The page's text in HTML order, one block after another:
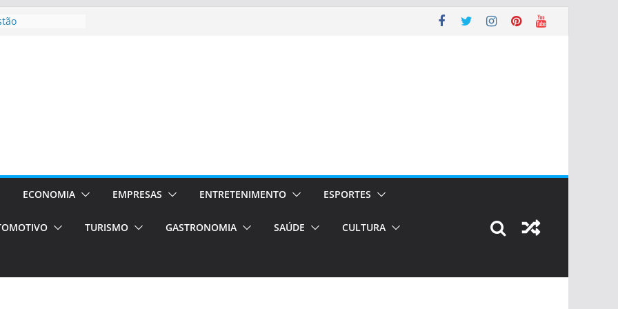
em Porto
de transfer,
de alto padrão
–
o segundo
únicas e
volta!ECONOMIA EMPRESAS ENTRETENIMENTO ESPORTES
TURISMO GASTRONOMIA SAÚDE CULTURA